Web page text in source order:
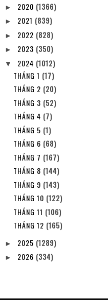
► 2020 (1366)
► 2021 (839)
► 2022 (828)
► 2023 (350)
▼ 2024 (1012)
THÁNG 1 (17)
THÁNG 2 (20)
THÁNG 3 (52)
THÁNG 4 (7)
THÁNG 5 (1)
THÁNG 6 (68)
THÁNG 7 (167)
THÁNG 8 (144)
THÁNG 9 (143)
THÁNG 10 (122)
THÁNG 11 (106)
THÁNG 12 (165)
► 2025 (1289)
► 2026 (334)